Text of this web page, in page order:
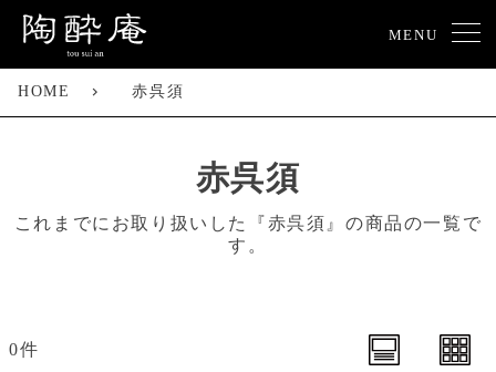
MENU
HOME 赤呉須
赤呉須
これまでにお取り扱いした『赤呉須』の商品の一覧で
す。
0件